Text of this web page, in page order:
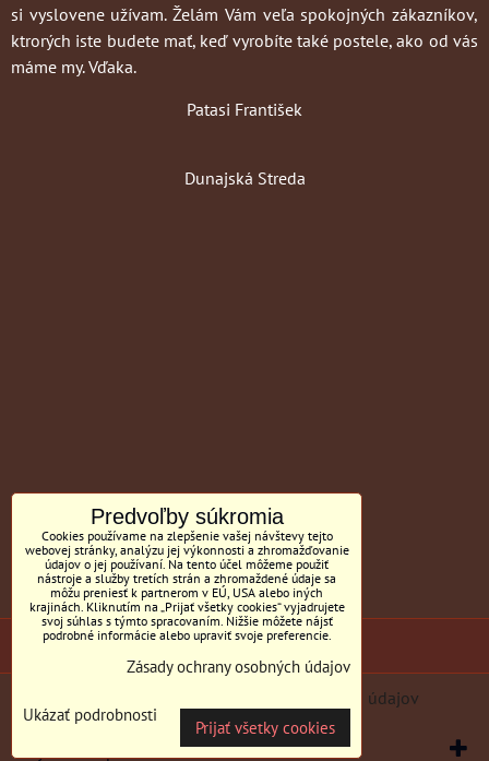
si vyslovene užívam. Želám Vám veľa spokojných zákazníkov,
ktrorých iste budete mať, keď vyrobíte také postele, ako od vás
máme my. Vďaka.
Patasi František
Dunajská Streda
(c) Sedačky BILL MC Tornyai
Zásady ochrany osobných údajov
Vytvorené pomocou:BiznisWeb.sk
Predvoľby súkromia
Cookies používame na zlepšenie vašej návštevy tejto
webovej stránky, analýzu jej výkonnosti a zhromažďovanie
údajov o jej používaní. Na tento účel môžeme použiť
nástroje a služby tretích strán a zhromaždené údaje sa
môžu preniesť k partnerom v EÚ, USA alebo iných
krajinách. Kliknutím na „Prijať všetky cookies“ vyjadrujete
svoj súhlas s týmto spracovaním. Nižšie môžete nájsť
podrobné informácie alebo upraviť svoje preferencie.
Zásady ochrany osobných údajov
Ukázať podrobnosti
Prijať všetky cookies